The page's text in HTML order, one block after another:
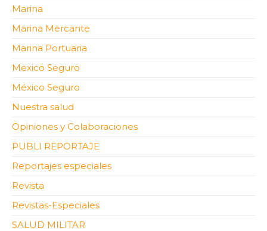
Marina
Marina Mercante
Marina Portuaria
Mexico Seguro
México Seguro
Nuestra salud
Opiniones y Colaboraciones
PUBLI REPORTAJE
Reportajes especiales
Revista
Revistas-Especiales
SALUD MILITAR